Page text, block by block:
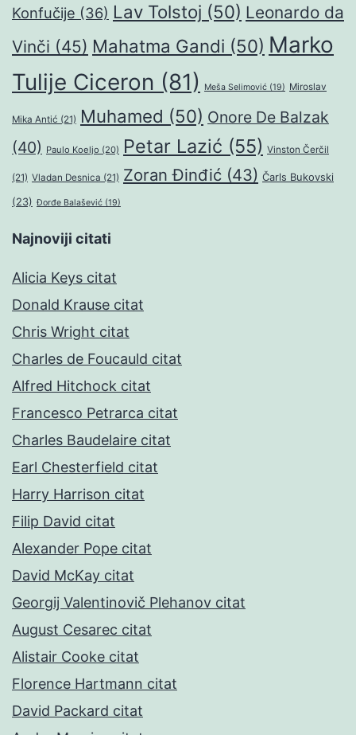
Konfučije (36) Lav Tolstoj (50) Leonardo da
Vinči (45) Mahatma Gandi (50) Marko
Tulije Ciceron (81) Meša Selimović (19) Miroslav
Mika Antić (21) Muhamed (50) Onore De Balzak
(40) Paulo Koeljo (20) Petar Lazić (55) Vinston Čerčil
(21) Vladan Desnica (21) Zoran Đinđić (43) Čarls Bukovski
(23) Đorđe Balašević (19)
Najnoviji citati
Alicia Keys citat
Donald Krause citat
Chris Wright citat
Charles de Foucauld citat
Alfred Hitchock citat
Francesco Petrarca citat
Charles Baudelaire citat
Earl Chesterfield citat
Harry Harrison citat
Filip David citat
Alexander Pope citat
David McKay citat
Georgij Valentinovič Plehanov citat
August Cesarec citat
Alistair Cooke citat
Florence Hartmann citat
David Packard citat